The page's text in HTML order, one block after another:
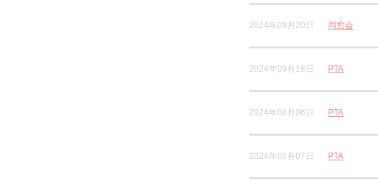
2024年09月20日 同窓会
2024年09月18日 PTA
2024年08月06日 PTA
2024年05月07日 PTA